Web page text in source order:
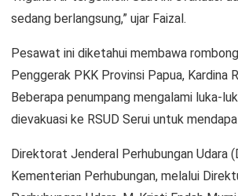
sedang berlangsung,” ujar Faizal.
Pesawat ini diketahui membawa
Penggerak PKK Provinsi Papua, Kardina
Beberapa penumpang mengalami luka-
dievakuasi ke RSUD Serui untuk
Direktorat Jenderal Perhubungan Udara
Kementerian Perhubungan, melalui